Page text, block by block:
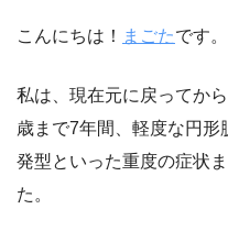
こんにちは！ まごたです。
私は、現在元に戻ってか
歳まで7年間、軽度な円形
発型といった重度の症状
た。